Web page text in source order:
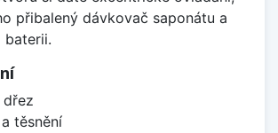
přibalený dávkovač saponátu a
těsnění